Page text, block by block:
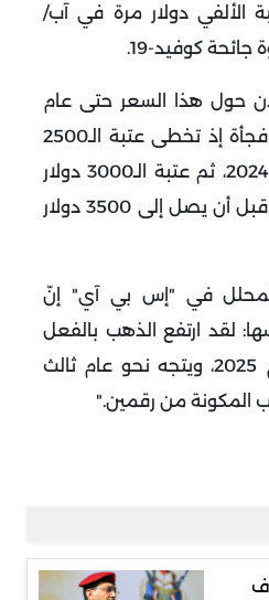
الألفي دولار مرة في آب/
.
حول هذا السعر حتى عام
2024 حين ارتفع سعره فجأة إذ تخطى عتبة الـ2500
دولار في آب/أغسطس 2024، ثم عتبة الـ3000 دولار
في آذار/مارس الماضي، قبل أن يصل إلى 3500 دولار
في "إس بي آي" إنّ
لقد ارتفع الذهب بالفعل
بأكثر من 40% في عام 2025، ويتجه نحو عام ثالث
المكونة من رقمين".